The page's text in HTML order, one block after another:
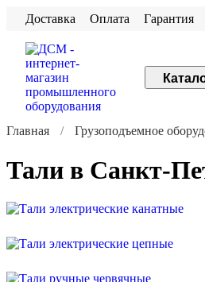
Доставка Оплата Гарантия
Главная Грузоподъемное
Тали в Санкт-